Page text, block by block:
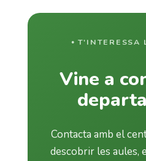
T'INTERESSA
Vine a
Contacta amb el
descobrir les aules,